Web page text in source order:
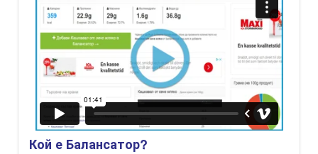
Кой е Балансатор?